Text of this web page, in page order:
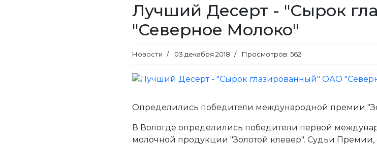
Лучший Десерт - "Сырок
"Северное Молоко"
Новости 03 декабря 2018 Просмотров: 562
Определились победители международной премии
В Вологде определились победители первой
молочной продукции "Золотой клевер". Судьи Премии,